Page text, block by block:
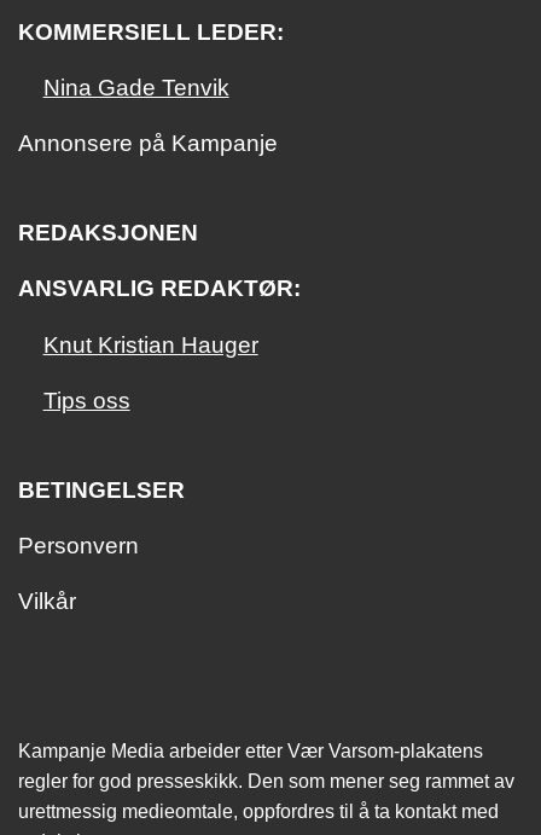
KOMMERSIELL LEDER:
Nina Gade Tenvik
Annonsere på Kampanje
REDAKSJONEN
ANSVARLIG REDAKTØR:
Knut Kristian Hauger
Tips oss
BETINGELSER
Personvern
Vilkår
Kampanje Media arbeider etter Vær Varsom-plakatens
regler for god presseskikk. Den som mener seg rammet av
urettmessig medie­omtale, oppfordres til å ta kontakt med